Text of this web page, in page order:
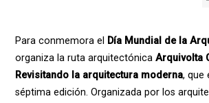
Para conmemora el Día Mundial de la
organiza la ruta arquitectónica Arquivolta
Revisitando la arquitectura moderna, que
séptima edición. Organizada por los